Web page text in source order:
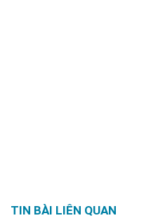
TIN BÀI LIÊN QUAN